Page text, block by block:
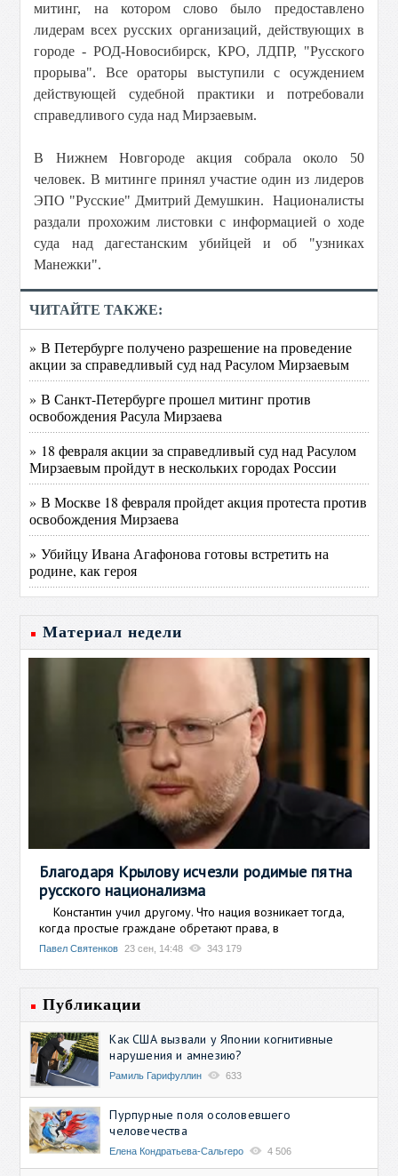
митинг, на котором слово было предоставлено
лидерам всех русских организаций, действующих в
городе - РОД-Новосибирск, КРО, ЛДПР, "Русского
прорыва". Все ораторы выступили с осуждением
действующей судебной практики и потребовали
справедливого суда над Мирзаевым.
В Нижнем Новгороде акция собрала около 50
человек. В митинге принял участие один из лидеров
ЭПО "Русские" Дмитрий Демушкин. Националисты
раздали прохожим листовки с информацией о ходе
суда над дагестанским убийцей и об "узниках
Манежки".
ЧИТАЙТЕ ТАКЖЕ:
» В Петербурге получено разрешение на проведение
акции за справедливый суд над Расулом Мирзаевым
» В Санкт-Петербурге прошел митинг против
освобождения Расула Мирзаева
» 18 февраля акции за справедливый суд над Расулом
Мирзаевым пройдут в нескольких городах России
» В Москве 18 февраля пройдет акция протеста против
освобождения Мирзаева
» Убийцу Ивана Агафонова готовы встретить на
родине, как героя
Материал недели
Благодаря Крылову исчезли родимые пятна
русского национализма
Константин учил другому. Что нация возникает тогда,
когда простые граждане обретают права, в
Павел Святенков 23 сен, 14:48 343 179
Публикации
Как США вызвали у Японии когнитивные
нарушения и амнезию?
Рамиль Гарифуллин 633
Пурпурные поля осоловевшего
человечества
Елена Кондратьева-Сальгеро 4 506